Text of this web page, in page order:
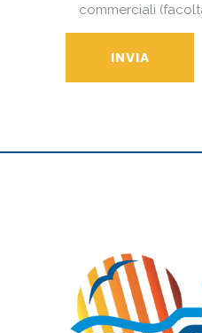
commerciali